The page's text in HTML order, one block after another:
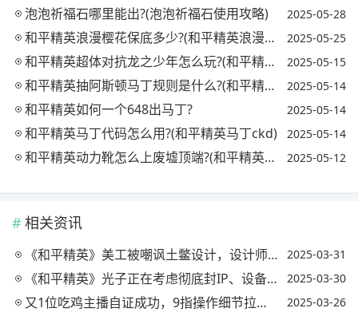
泡泡祈福石哪里能出?(泡泡祈福石使用攻略) 2025-05-28
和平精英浪漫樱花保底多少?(和平精英浪漫樱花套装怎么获得) 2025-05-25
和平精英超体对抗龙之少年怎么玩?(和平精英龙之队比赛) 2025-05-15
和平精英抽阿斯顿马丁规则是什么?(和平精英阿斯顿马丁抽奖技巧视频) 2025-05-14
和平精英如何一个648出马丁? 2025-05-14
和平精英马丁代码怎么用?(和平精英马丁ckd) 2025-05-14
和平精英动力靴怎么上废墟顶端?(和平精英动力外骨骼怎么做) 2025-05-12
相关资讯
《和平精英》美工被嘲讽土鳖设计，设计师真容出镜，玩家认为是错觉，这怎么回事? 2025-03-31
《和平精英》光子正在考虑彻底封IP、设备、身份信息，外挂无处可藏!你怎么看? 2025-03-30
又1位吃鸡主播自证成功，9指操作细节拉满，全程露手打脸黑粉，CG犄角实力如何? 2025-03-26